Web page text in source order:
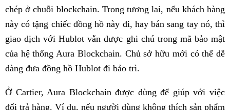
chép ở chuỗi blockchain. Trong tương lai, nếu khách hàng
này có tặng chiếc đồng hồ này đi, hay bán sang tay nó, thì
giao dịch với Hublot vẫn được ghi chú trong mã bảo mật
của hệ thống Aura Blockchain. Chủ sở hữu mới có thể dễ
dàng đưa đồng hồ Hublot đi bảo trì.
Ở Cartier, Aura Blockchain được dùng để giúp với việc
đổi trả hàng. Ví dụ, nếu người dùng không thích sản phẩm